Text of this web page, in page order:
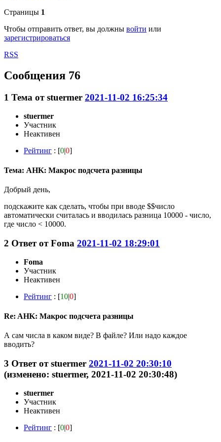
Страницы 1
Чтобы отправить ответ, вы должны войти или
зарегистрироваться
RSS
Сообщения 76
1 Тема отstuermer 2021-11-02 16:25:34
stuermer
Участник
Неактивен
Рейтинг : [0|0]
Тема: AHK: Макрос подсчета разницы
Добрый день,
подскажите как сделать, чтобы при вводе $$число
автоматически считалась и вводилась разница 10000 - число,
где число < 10000.
2 Ответ отFoma 2021-11-02 18:29:01
Foma
Участник
Неактивен
Рейтинг : [10|0]
Re: AHK: Макрос подсчета разницы
А сам числа в каком виде? В файле? Или надо каждое
вводить?
3 Ответ отstuermer 2021-11-02 20:30:10
(изменено: stuermer, 2021-11-02 20:30:48)
stuermer
Участник
Неактивен
Рейтинг : [0|0]